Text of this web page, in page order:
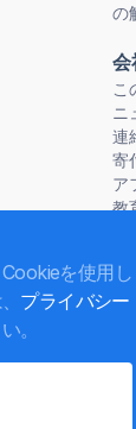
の
会
こ
ニ
連
寄
ア
教
を使用し
プライバシー
。